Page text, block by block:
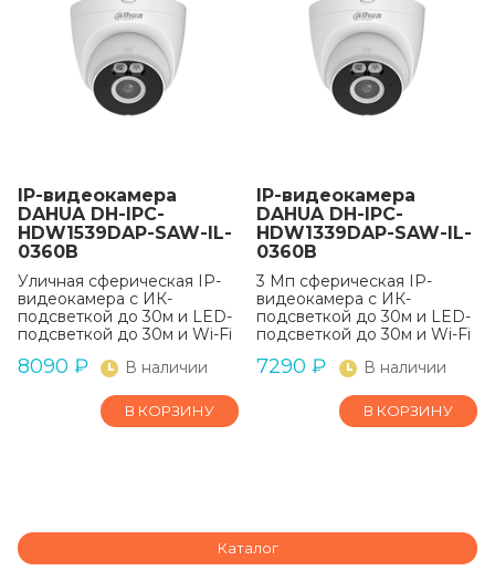
IP-видеокамера
DAHUA DH-IPC-
HDW1539DAP-SAW-IL-
0360B
Уличная сферическая IP-
видеокамера с ИК-
подсветкой до 30м и LED-
подсветкой до 30м и Wi-Fi
8090 ₽ В наличии
В КОРЗИНУ
IP-видеокамера
DAHUA DH-IPC-
HDW1339DAP-SAW-IL-
0360B
3 Мп сферическая IP-
видеокамера с ИК-
подсветкой до 30м и LED-
подсветкой до 30м и Wi-Fi
7290 ₽ В наличии
В КОРЗИНУ
Каталог